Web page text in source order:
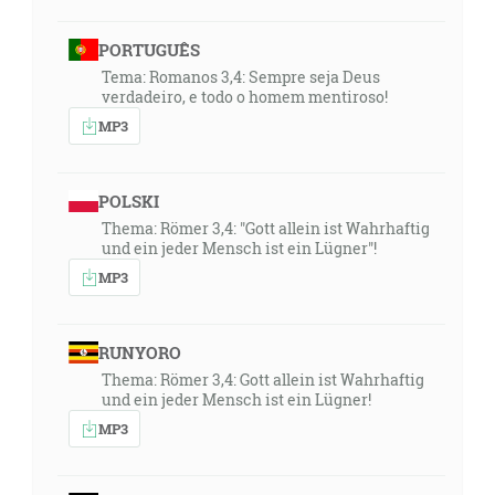
… žatva je skonanie sveta, a ženci sú anjeli. [Mt 13:39]
A toto všetko sa dialo tamtým predobrazne, a je
… shromaždí svoju pšenicu do sypárne, ale plevy bude
páliť neuhasiteľným ohňom. [Mt 3:12]
16:50
Tak aj vy, keď učiníte všetko, čo vám bolo nariadené,
hovorte: Neužitoční sluhovia sme; učinili sme, čo sme
boli povinní učiniť. [Lk 17:10]
PORTUGUÊS
Tema: Romanos 3,4: Sempre seja Deus
verdadeiro, e todo o homem mentiroso!
MP3
POLSKI
Thema: Römer 3,4: "Gott allein ist Wahrhaftig
und ein jeder Mensch ist ein Lügner"!
MP3
RUNYORO
Thema: Römer 3,4: Gott allein ist Wahrhaftig
und ein jeder Mensch ist ein Lügner!
MP3